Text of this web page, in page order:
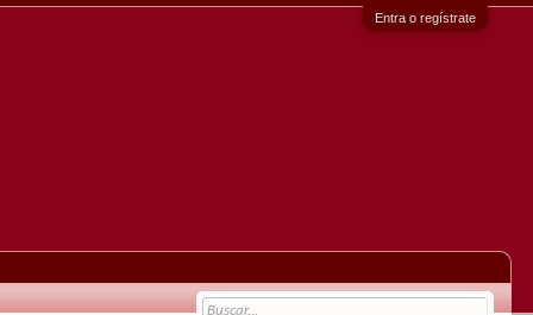
Entra o regístrate